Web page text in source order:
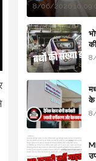
8/06/2026
के